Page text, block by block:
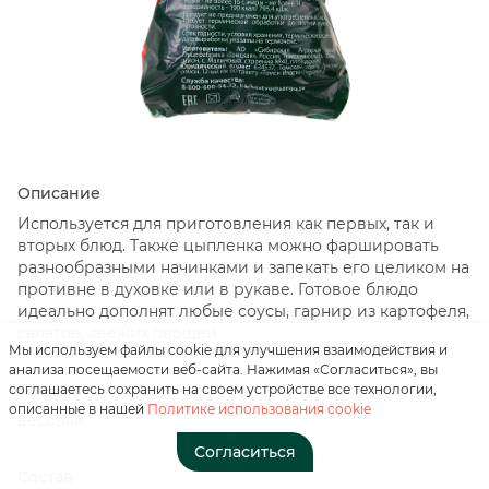
Описание
Используется для приготовления как первых, так и
вторых блюд. Также цыпленка можно фаршировать
разнообразными начинками и запекать его целиком на
противне в духовке или в рукаве. Готовое блюдо
идеально дополнят любые соусы, гарнир из картофеля,
Вес
весовая
Мы используем файлы cookie для улучшения взаимодействия и
анализа посещаемости веб-сайта. Нажимая «Согласиться», вы
соглашаетесь сохранить на своем устройстве все технологии,
описанные в нашей Политике использования cookie
Согласиться
Нажимая на кнопку, вы
соглашаетесь с
«положением о
персональных данных»
Отправить